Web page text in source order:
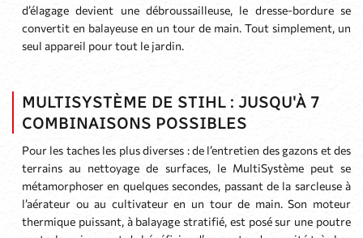
d’élagage devient une débroussailleuse, le dresse-bordure se
convertit en balayeuse en un tour de main. Tout simplement, un
seul appareil pour tout le jardin.
MULTISYSTÈME DE STIHL : JUSQU'À 7
COMBINAISONS POSSIBLES
Pour les taches les plus diverses : de l’entretien des gazons et des
terrains au nettoyage de surfaces, le MultiSystème peut se
métamorphoser en quelques secondes, passant de la sarcleuse à
l’aérateur ou au cultivateur en un tour de main. Son moteur
thermique puissant, à balayage stratifié, est posé sur une poutre